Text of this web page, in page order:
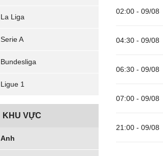
La Liga
Serie A
Bundesliga
Ligue 1
KHU VỰC
Anh
02:00 - 09/08
04:30 - 09/08
06:30 - 09/08
07:00 - 09/08
21:00 - 09/08